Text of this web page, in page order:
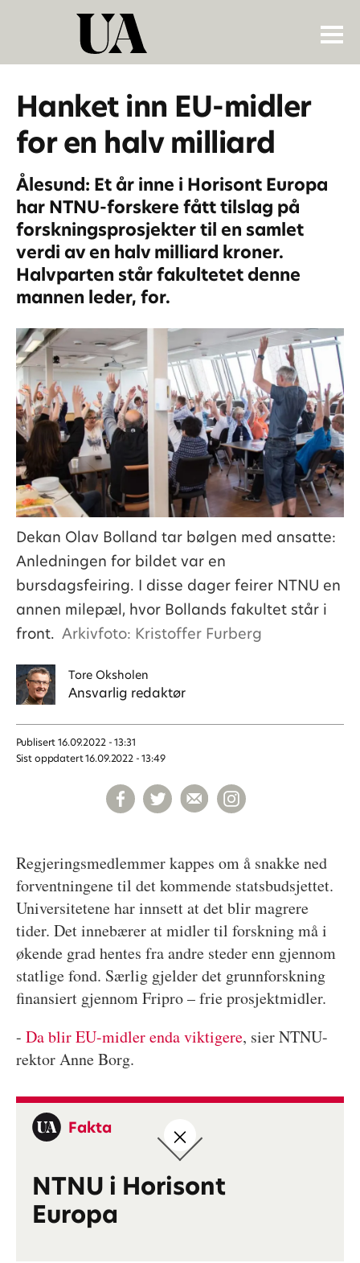
Hanket inn EU-midler
for en halv milliard
Ålesund: Et år inne i Horisont Europa
har NTNU-forskere fått tilslag på
forskningsprosjekter til en samlet
verdi av en halv milliard kroner.
Halvparten står fakultetet denne
mannen leder, for.
Dekan Olav Bolland tar bølgen med ansatte:
Anledningen for bildet var en
bursdagsfeiring. I disse dager feirer NTNU en
annen milepæl, hvor Bollands fakultet står i
front. Arkivfoto: Kristoffer Furberg
Tore Oksholen
Ansvarlig redaktør
Publisert 16.09.2022 - 13:31
Sist oppdatert 16.09.2022 - 13:49
Regjeringsmedlemmer kappes om å snakke ned
forventningene til det kommende statsbudsjettet.
Universitetene har innsett at det blir magrere
tider. Det innebærer at midler til forskning må i
økende grad hentes fra andre steder enn gjennom
statlige fond. Særlig gjelder det grunnforskning
finansiert gjennom Fripro – frie prosjektmidler.
- Da blir EU-midler enda viktigere, sier NTNU-
rektor Anne Borg.
Fakta
NTNU i Horisont
Europa